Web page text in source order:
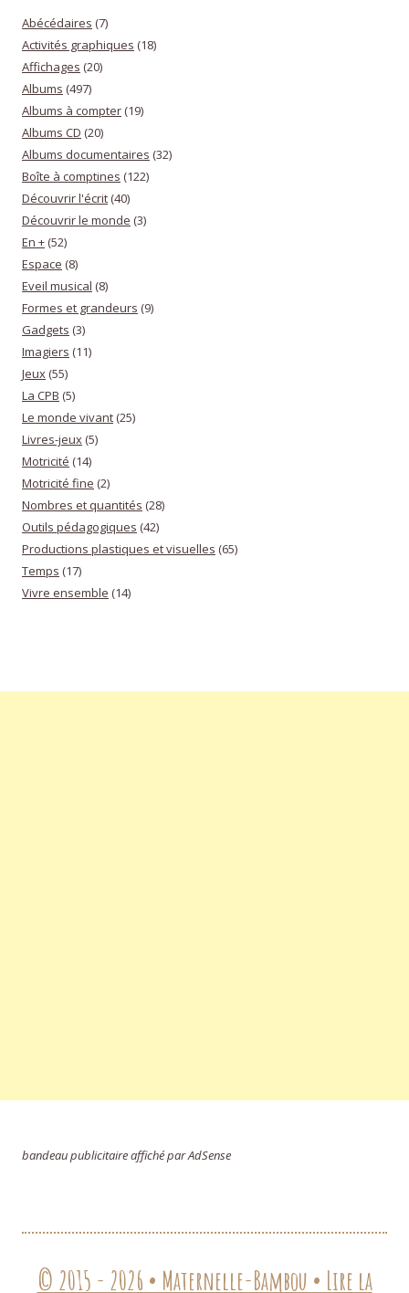
Abécédaires (7)
Activités graphiques (18)
Affichages (20)
Albums (497)
Albums à compter (19)
Albums CD (20)
Albums documentaires (32)
Boîte à comptines (122)
Découvrir l'écrit (40)
Découvrir le monde (3)
En + (52)
Espace (8)
Eveil musical (8)
Formes et grandeurs (9)
Gadgets (3)
Imagiers (11)
Jeux (55)
La CPB (5)
Le monde vivant (25)
Livres-jeux (5)
Motricité (14)
Motricité fine (2)
Nombres et quantités (28)
Outils pédagogiques (42)
Productions plastiques et visuelles (65)
Temps (17)
Vivre ensemble (14)
bandeau publicitaire affiché par AdSense
© 2015 - 2026 • Maternelle-Bambou • Lire la